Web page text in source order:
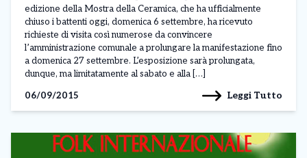
edizione della Mostra della Ceramica, che ha ufficialmente
chiuso i battenti oggi, domenica 6 settembre, ha ricevuto
richieste di visita così numerose da convincere
l’amministrazione comunale a prolungare la manifestazione fino
a domenica 27 settembre. L’esposizione sarà prolungata,
dunque, ma limitatamente al sabato e alla […]
06/09/2015
Leggi Tutto